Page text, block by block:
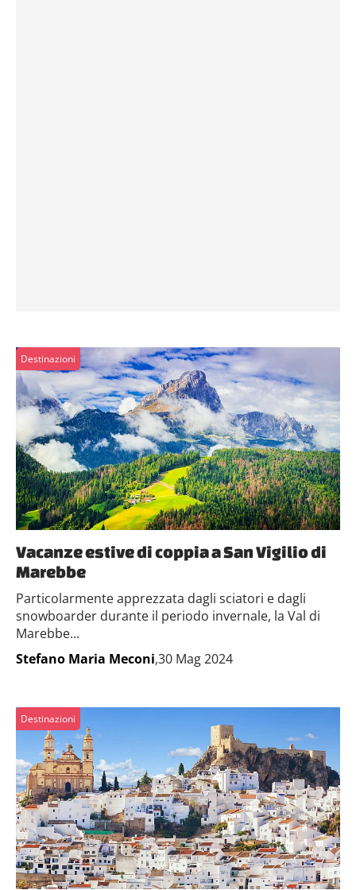
Destinazioni
Vacanze estive di coppia a San Vigilio di
Marebbe
Particolarmente apprezzata dagli sciatori e dagli
snowboarder durante il periodo invernale, la Val di
Marebbe...
Stefano Maria Meconi,30 Mag 2024
Destinazioni